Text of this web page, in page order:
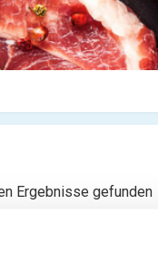
Ergebnisse gefunden